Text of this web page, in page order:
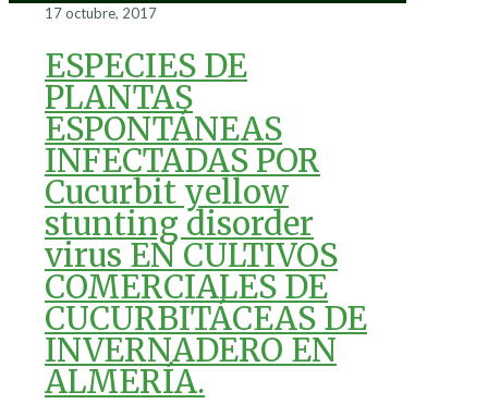
17 octubre, 2017
ESPECIES DE
PLANTAS
ESPONTÁNEAS
INFECTADAS POR
Cucurbit yellow
stunting disorder
virus EN CULTIVOS
COMERCIALES DE
CUCURBITÁCEAS DE
INVERNADERO EN
ALMERÍA.